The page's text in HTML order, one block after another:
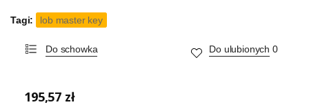
Tagi: lob master key
Do schowka Do ulubionych 0
195,57 zł